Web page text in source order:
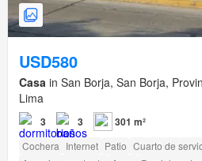
USD580
Casa in San Borja, San Borja,
Lima
3 3 301 m²
Cochera Internet Patio Cuarto de